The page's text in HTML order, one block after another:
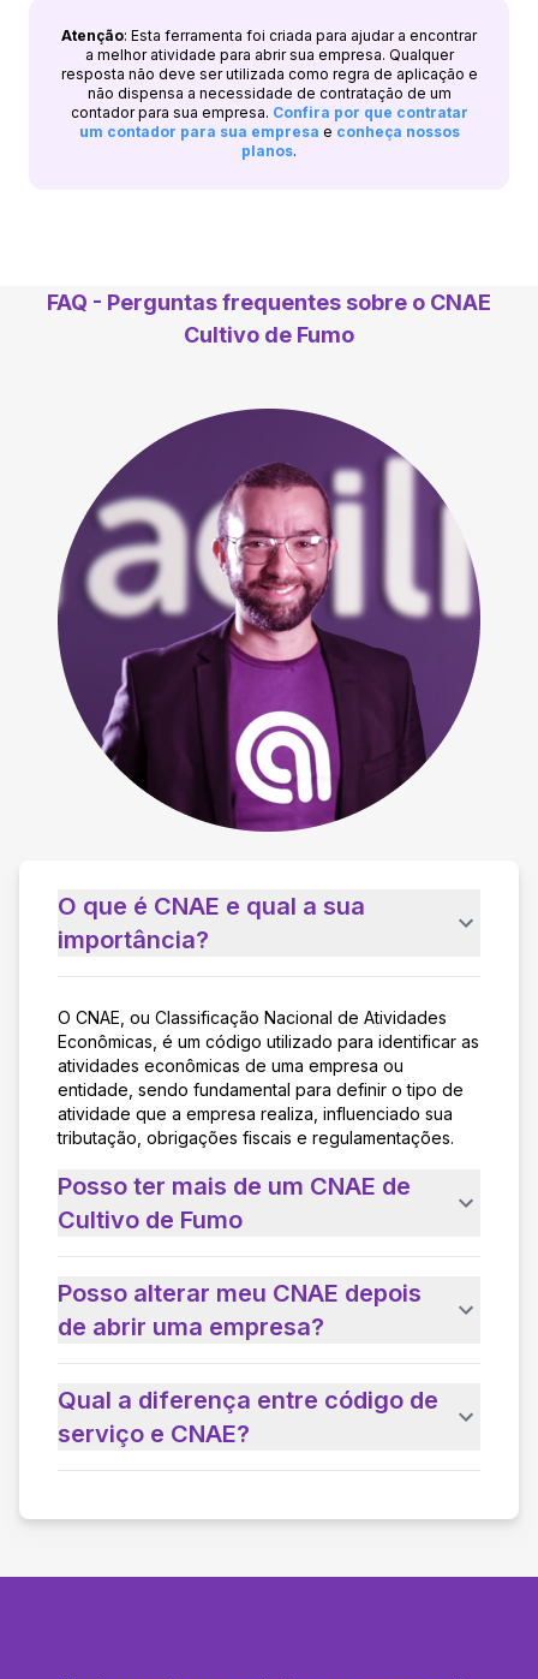
Atenção: Esta ferramenta foi criada para ajudar a encontrar
a melhor atividade para abrir sua empresa. Qualquer
resposta não deve ser utilizada como regra de aplicação e
não dispensa a necessidade de contratação de um
contador para sua empresa. Confira por que contratar
um contador para sua empresa e conheça nossos
planos.
FAQ - Perguntas frequentes sobre o CNAE
Cultivo de Fumo
O que é CNAE e qual a sua
importância?
O CNAE, ou Classificação Nacional de Atividades
Econômicas, é um código utilizado para identificar as
atividades econômicas de uma empresa ou
entidade, sendo fundamental para definir o tipo de
atividade que a empresa realiza, influenciado sua
tributação, obrigações fiscais e regulamentações.
Posso ter mais de um CNAE de
Cultivo de Fumo
Posso alterar meu CNAE depois
de abrir uma empresa?
Qual a diferença entre código de
serviço e CNAE?